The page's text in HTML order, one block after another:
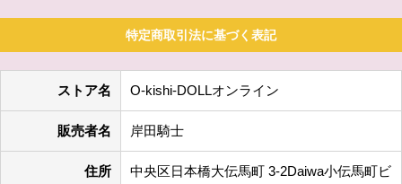
特定商取引法に基づく表記
ストア名 O-kishi-DOLLオンライン
販売者名 岸田騎士
住所
中央区日本橋大伝馬町 3-2Daiwa小伝馬町ビ